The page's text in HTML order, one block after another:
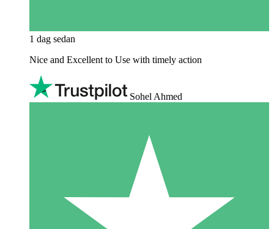
1 dag sedan
Nice and Excellent to Use with timely action
Sohel Ahmed